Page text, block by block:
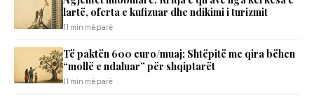
lartë, oferta e kufizuar dhe ndikimi i turizmit
11 min më parë
Të paktën 600 euro/muaj; Shtëpitë me qira bëhen
“mollë e ndaluar” për shqiptarët
11 min më parë